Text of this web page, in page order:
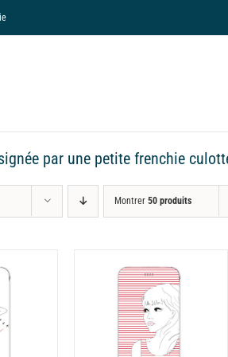
par une petite frenchie
Montrer 50 produits
OPTIONS CHOIX DES OPTIONS
CE
/ DÉTAILS